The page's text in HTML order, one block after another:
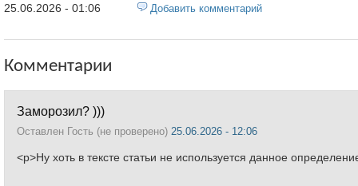
25.06.2026 - 01:06 Добавить комментарий
Комментарии
Заморозил? )))
Оставлен Гость (не проверено) 25.06.2026 - 12:06
<p>Ну хоть в тексте статьи не используется данное